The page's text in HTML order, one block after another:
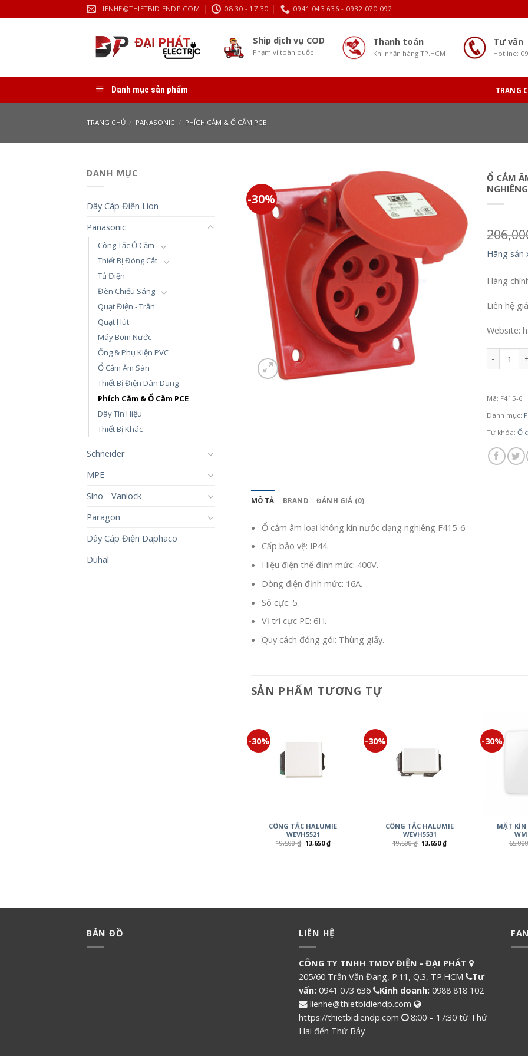
to
LIENHE@THIETBIDIENDP.COM 08:30 - 17:30 0941 043 636 - 0932 070 092
Ship dịch vụ COD
Phạm vi toàn quốc
Thanh toán
Khi nhận hàng TP.HCM
Tư vấn
Hotline:
Danh mục sản phẩm TRANG
TRANG CHỦ / PANASONIC / PHÍCH CẮM & Ổ CẮM PCE
DANH MỤC
Dây Cáp Điện Lion
Panasonic
Công Tắc Ổ Cắm
Thiết Bị Đóng Cắt
Tủ Điện
Đèn Chiếu Sáng
Quạt Điện - Trần
Quạt Hút
Máy Bơm Nước
Ống & Phụ Kiện PVC
Ổ Cắm Âm Sàn
Thiết Bị Điện Dân Dụng
Phích Cắm & Ổ Cắm PCE
Dây Tín Hiệu
Thiết Bị Khác
Schneider
MPE
Sino - Vanlock
Paragon
Dây Cáp Điện Daphaco
Duhal
-30%
Ổ CẮM
Hãng sản
Hàng
Liên hệ
Website:
Mã: F415-6
Danh mục:
Từ khóa:Ổ
MÔ TẢ BRAND ĐÁNH GIÁ (0)
Ổ cắm âm loại không kín nước dạng nghiêng F415-6.
Cấp bảo vệ: IP44.
Hiệu điện thế định mức: 400V.
Dòng điện định mức: 16A.
Số cực: 5.
Vị trí cực PE: 6H.
Quy cách đóng gói: Thùng giấy.
SẢN PHẨM TƯƠNG TỰ
-30%
CÔNG TẮC HALUMIE
WEVH5521
19,500₫ 13,650₫
-30%
CÔNG TẮC HALUMIE
WEVH5531
19,500₫ 13,650₫
-30%
MẶT KÍN
BẢN ĐỒ LIÊN HỆ
CÔNG TY TNHH TMDV ĐIỆN - ĐẠI PHÁT
205/60 Trần Văn Đang, P.11, Q.3, TP.HCM
Tư
vấn: 0941 073 636 Kinh doanh: 0988 818 102
lienhe@thietbidiendp.com
https://thietbidiendp.com
8:00 – 17:30 từ Thứ
Hai đến Thứ Bảy